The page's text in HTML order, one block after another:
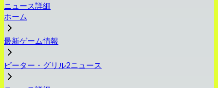
ニュース詳細
ホーム
最新ゲーム情報
ピーター・グリル2ニュース